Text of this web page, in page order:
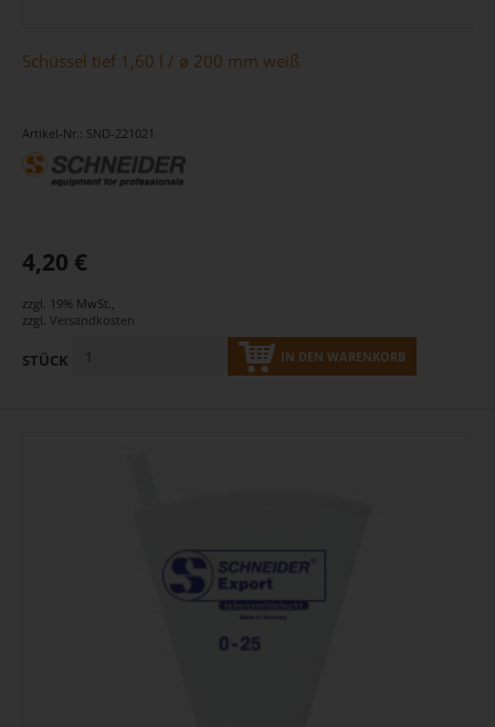
Schüssel tief 1,60 l / ø 200 mm weiß
Artikel-Nr.: SND-221021
4,20 €
zzgl. 19% MwSt.,
zzgl. Versandkosten
STÜCK IN DEN WARENKORB